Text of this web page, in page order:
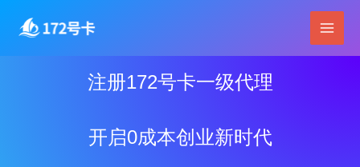
内
Main
注册172号卡一级代理
开启0成本创业新时代